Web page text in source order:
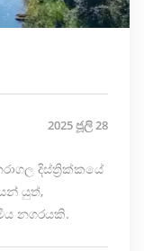
2025 ජූලි 28
දිස්ත්‍රික්කයේ
යුත්,
නගරයකි.